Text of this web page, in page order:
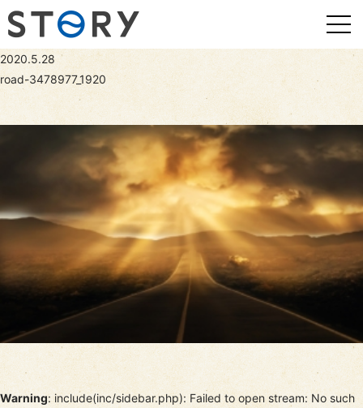
2020.5.28
road-3478977_1920
Warning: include(inc/sidebar.php): Failed to open stream: No such